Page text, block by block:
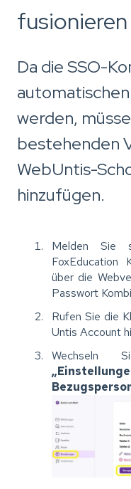
fusionieren
Da die SSO-
werden,
bestehenden
WebUntis-
hinzufügen.
Melden Sie
FoxEducation
über die
Passwort
Rufen Sie die
Untis Account
Wechseln